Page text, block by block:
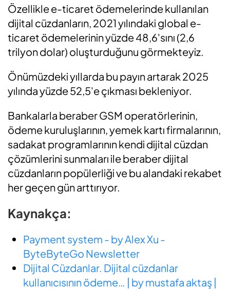
Özellikle e-ticaret ödemelerinde kullanılan
dijital cüzdanların, 2021 yılındaki global e-
ticaret ödemelerinin yüzde 48,6'sını (2,6
trilyon dolar) oluşturduğunu görmekteyiz.
Önümüzdeki yıllarda bu payın artarak 2025
yılında yüzde 52,5'e çıkması bekleniyor.
Bankalarla beraber GSM operatörlerinin,
ödeme kuruluşlarının, yemek kartı firmalarının,
sadakat programlarının kendi dijital cüzdan
çözümlerini sunmaları ile beraber dijital
cüzdanların popülerliği ve bu alandaki rekabet
her geçen gün arttırıyor.
Kaynakça:
Payment system - by Alex Xu -
ByteByteGo Newsletter
Dijital Cüzdanlar. Dijital cüzdanlar
kullanıcısının ödeme… | by mustafa aktaş |